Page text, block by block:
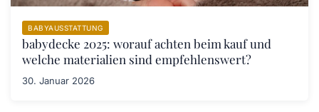
BABYAUSSTATTUNG
babydecke 2025: worauf achten beim kauf und
welche materialien sind empfehlenswert?
30. Januar 2026